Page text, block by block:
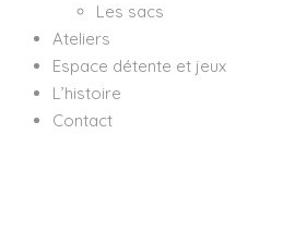
Les sacs
Ateliers
Espace détente et jeux
L’histoire
Contact